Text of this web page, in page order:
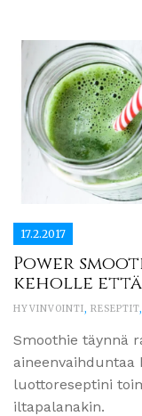
17.2.2017
Power
keholle
HYVINVOINTI RESEPTIT
Smoothie täynnä
aineenvaihduntaa
luottoreseptini
iltapalanakin.